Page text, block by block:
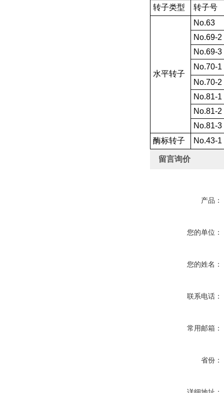
转子类型 转子号
水平转子
No.63
No.69-2
No.69-3
No.70-1
No.70-2
No.81-1
No.81-2
No.81-3
酶标转子
No.43-1
留言询价
产品：
您的单位：
您的姓名：
联系电话：
常用邮箱：
省份：